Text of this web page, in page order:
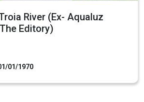
River (Ex- Aqualuz
Editory)
01/1970